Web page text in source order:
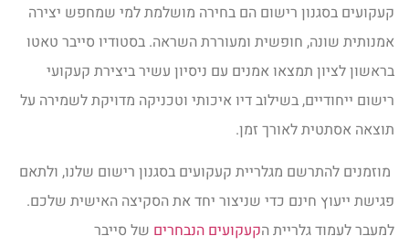
קעקועים בסגנון רישום הם בחירה מושלמת למי שמחפש יצירה
אמנותית שונה, חופשית ומעוררת השראה. בסטודיו סייבר טאטו
בראשון לציון תמצאו אמנים עם ניסיון עשיר ביצירת קעקועי
רישום ייחודיים, בשילוב דיו איכותי וטכניקה מדויקת לשמירה על
תוצאה אסתטית לאורך זמן.
מוזמנים להתרשם מגלריית קעקועים בסגנון רישום שלנו, ולתאם
פגישת ייעוץ חינם כדי שניצור יחד את הסקיצה האישית שלכם.
למעבר לעמוד גלריית הקעקועים הנבחריםשל סייבר